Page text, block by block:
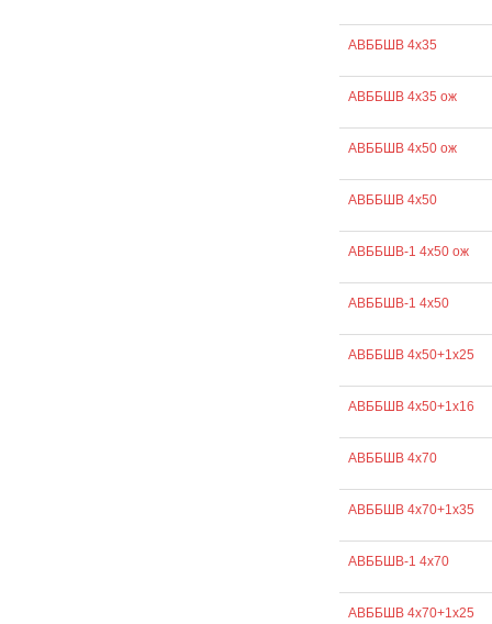
АВББШВ 4х35
АВББШВ 4х35 ож
АВББШВ 4х50 ож
АВББШВ 4х50
АВББШВ-1 4х50 ож
АВББШВ-1 4х50
АВББШВ 4х50+1х25
АВББШВ 4х50+1х16
АВББШВ 4х70
АВББШВ 4х70+1х35
АВББШВ-1 4х70
АВББШВ 4х70+1х25